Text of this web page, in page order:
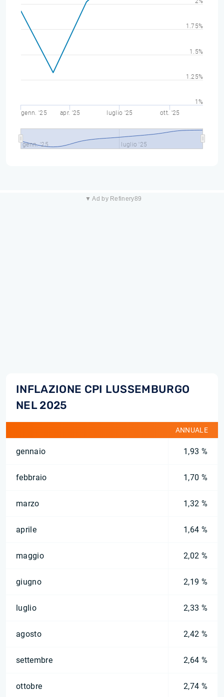
genn. '25 apr. '25 luglio '25 ott. '25
genn. '25 luglio '25
1%
1.25%
1.5%
1.75%
▼ Ad by Refinery89
INFLAZIONE CPI LUSSEMBURGO
NEL 2025
ANNUALE
gennaio 1,93 %
febbraio 1,70 %
marzo 1,32 %
aprile 1,64 %
maggio 2,02 %
giugno 2,19 %
luglio 2,33 %
agosto 2,42 %
settembre 2,64 %
ottobre 2,74 %